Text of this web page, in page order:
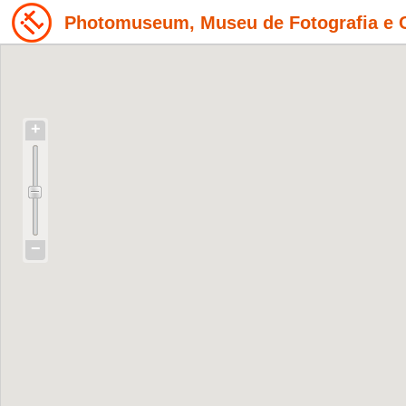
Photomuseum, Museu de Fotografia e
+
−